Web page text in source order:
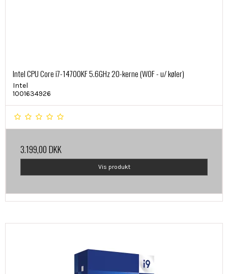
Intel CPU Core i7-14700KF 5.6GHz 20-kerne (WOF - u/ køler)
Intel
1001634926
3.199,00 DKK
Vis produkt